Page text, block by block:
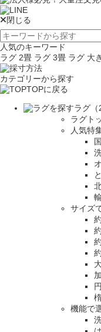
閉じる
人気のキーワード
ラグ 2畳 ラグ 3畳 ラグ 大
カテゴリーから探す
TOPに戻る
ラグ（
ラグト
人気特
サイズ
機能で